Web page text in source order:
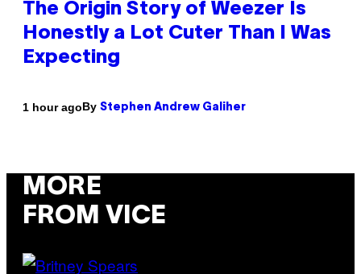
The Origin Story of Weezer Is
Honestly a Lot Cuter Than I Was
Expecting
1 hour agoBy Stephen Andrew Galiher
MORE
FROM VICE